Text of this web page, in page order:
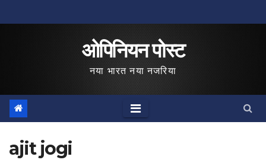
to
ओपिनियन पोस्ट
नया भारत नया नजरिया
ajit jogi